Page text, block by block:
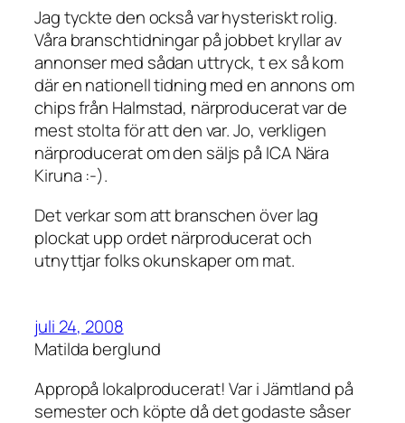
Jag tyckte den också var hysteriskt rolig.
Våra branschtidningar på jobbet kryllar av
annonser med sådan uttryck, t ex så kom
där en nationell tidning med en annons om
chips från Halmstad, närproducerat var de
mest stolta för att den var. Jo, verkligen
närproducerat om den säljs på ICA Nära
Kiruna :-).
Det verkar som att branschen över lag
plockat upp ordet närproducerat och
utnyttjar folks okunskaper om mat.
juli 24, 2008
Matilda berglund
Appropå lokalproducerat! Var i Jämtland på
semester och köpte då det godaste såser